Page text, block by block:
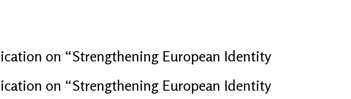
on “Strengthening European Identity
on “Strengthening European Identity